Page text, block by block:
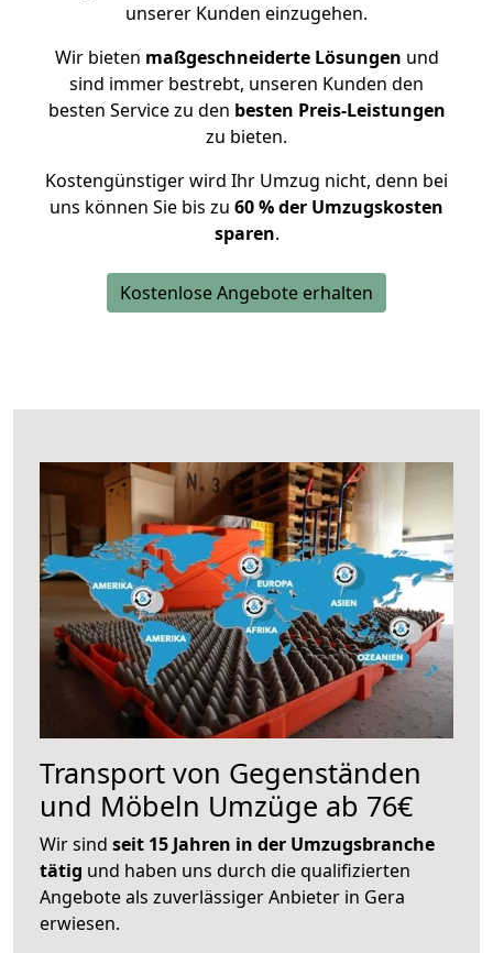
unserer Kunden einzugehen.
Wir bieten maßgeschneiderte Lösungen und
sind immer bestrebt, unseren Kunden den
besten Service zu den besten Preis-Leistungen
zu bieten.
Kostengünstiger wird Ihr Umzug nicht, denn bei
uns können Sie bis zu 60 % der Umzugskosten
sparen.
Kostenlose Angebote erhalten
Transport von Gegenständen
und Möbeln Umzüge ab 76€
Wir sind seit 15 Jahren in der Umzugsbranche
tätig und haben uns durch die qualifizierten
Angebote als zuverlässiger Anbieter in Gera
erwiesen.